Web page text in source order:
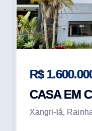
R$
CASA EM
Xangri-lá,